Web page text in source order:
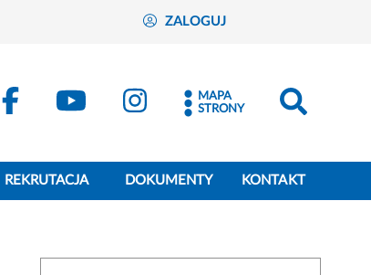
ZALOGUJ
MAPA
STRONY
REKRUTACJA DOKUMENTY KONTAKT